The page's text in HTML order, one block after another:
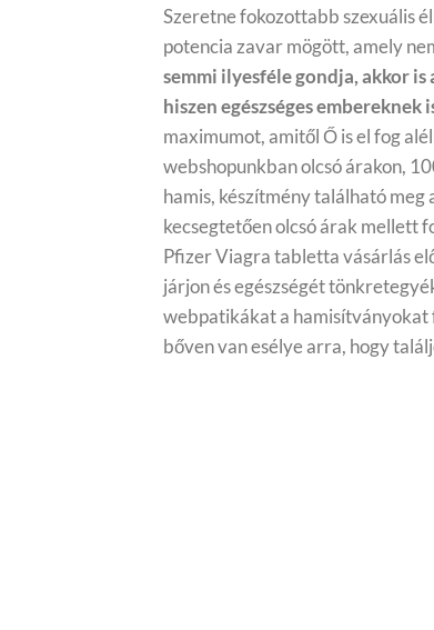
Szeretne fokozottabb szexuális
potencia zavar mögött, amely
semmi ilyesféle gondja, akkor
hiszen egészséges
maximumot, amitől Ő is el fog
webshopunkban olcsó árakon,
hamis, készítmény található meg
kecsegtetően olcsó árak mellett
Pfizer Viagra tabletta vásárlás
járjon és egészségét
webpatikákat a hamisítványokat
bőven van esélye arra, hogy